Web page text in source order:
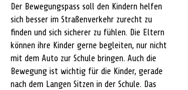
Der Bewegungspass soll den Kindern helfen
sich besser im Straßenverkehr zurecht zu
finden und sich sicherer zu fühlen. Die Eltern
können ihre Kinder gerne begleiten, nur nicht
mit dem Auto zur Schule bringen. Auch die
Bewegung ist wichtig für die Kinder, gerade
nach dem Langen Sitzen in der Schule. Das